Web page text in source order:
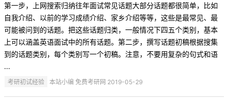
第一步，上网搜索归纳往年面试常见话题大部分话题都很简单，比如
自我介绍、以前的学习成绩介绍、家乡介绍等等，这些是最常见、最
可能被问到的话题。把这些话题归类，一般情况下四五个类别，基本
上可以涵盖英语面试中的所有话题。第二步，撰写话题初稿根据搜集
到的话题类别，每个类别写一个初稿。注意，不要用复杂的句式和语
...
考研初试经验 本站小编 免费考研网 2019-05-29